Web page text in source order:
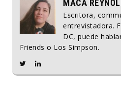
MACA
Escritora,
entrevistadora.
DC, puede
Friends o Los Simpson.